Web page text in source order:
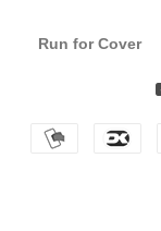
Run for Cover